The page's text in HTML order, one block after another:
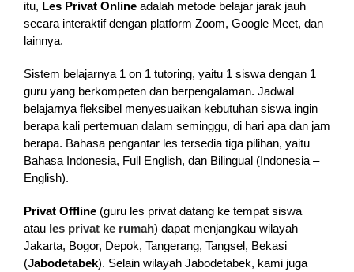
itu, Les Privat Onlineadalah metode belajar jarak jauh
secara interaktif dengan platform Zoom, Google Meet, dan
lainnya.
Sistem belajarnya 1 on 1 tutoring, yaitu 1 siswa dengan 1
guru yang berkompeten dan berpengalaman. Jadwal
belajarnya fleksibel menyesuaikan kebutuhan siswa ingin
berapa kali pertemuan dalam seminggu, di hari apa dan jam
berapa. Bahasa pengantar les tersedia tiga pilihan, yaitu
Bahasa Indonesia, Full English, dan Bilingual (Indonesia –
English).
Privat Offline(guru les privat datang ke tempat siswa
atau les privat ke rumah) dapat menjangkau wilayah
Jakarta, Bogor, Depok, Tangerang, Tangsel, Bekasi
(Jabodetabek). Selain wilayah Jabodetabek, kami juga